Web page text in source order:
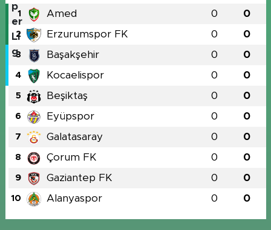
1 Amed 0 0
2 Erzurumspor FK 0 0
3 Başakşehir 0 0
4 Kocaelispor 0 0
5 Beşiktaş 0 0
6 Eyüpspor 0 0
7 Galatasaray 0 0
8 Çorum FK 0 0
9 Gaziantep FK 0 0
10 Alanyaspor 0 0